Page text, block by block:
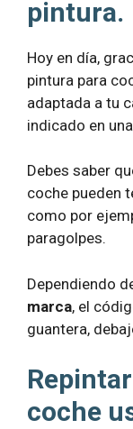
pintura.
Hoy en día,
pintura para
adaptada a tu
indicado en
Debes saber
coche pueden
como por
paragolpes.
Dependiendo
marca, el
guantera,
coche